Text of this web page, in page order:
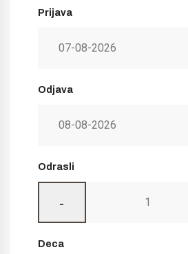
Prijava
Odjava
Odrasli
-
Deca